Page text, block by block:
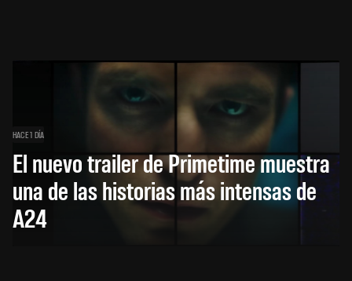
HACE 1 DÍA
El nuevo trailer de Primetime muestra
una de las historias más intensas de
A24